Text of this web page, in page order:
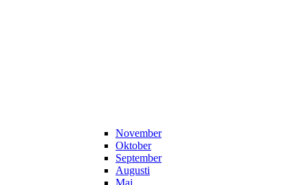
November
Oktober
September
Augusti
Maj